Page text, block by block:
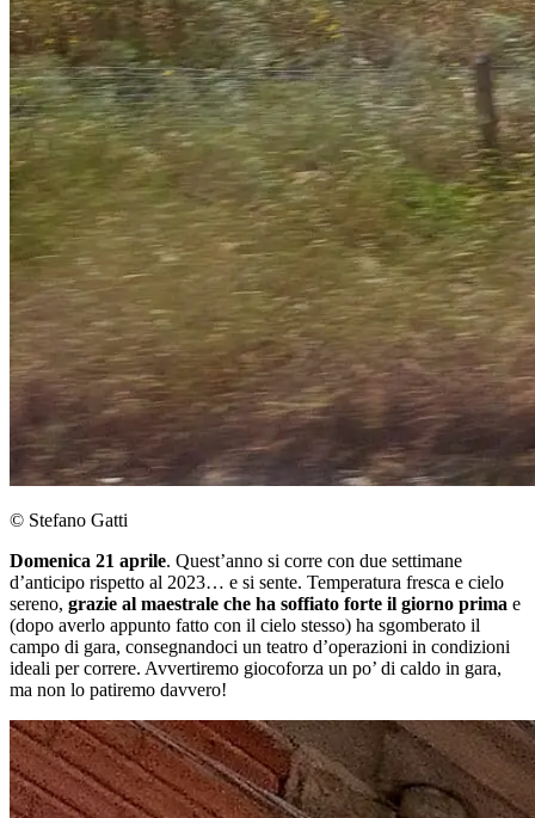
© Stefano Gatti
Domenica 21 aprile. Quest’anno si corre con due settimane
d’anticipo rispetto al 2023… e si sente. Temperatura fresca e cielo
sereno, grazie al maestrale che ha soffiato forte il giorno prima e
(dopo averlo appunto fatto con il cielo stesso) ha sgomberato il
campo di gara, consegnandoci un teatro d’operazioni in condizioni
ideali per correre. Avvertiremo giocoforza un po’ di caldo in gara,
ma non lo patiremo davvero!